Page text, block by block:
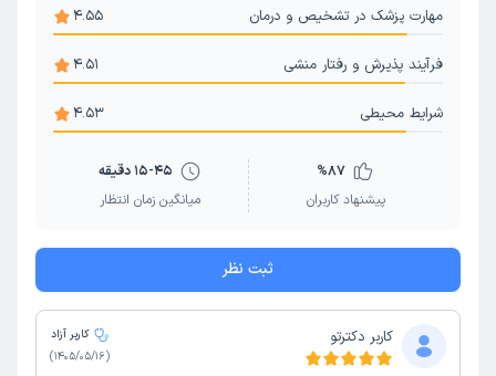
مهارت پزشک در تشخیص و درمان 4.55
فرآیند پذیرش و رفتار منشی 4.51
شرایط محیطی 4.53
%87
پیشنهاد کاربران
15-45 دقیقه
میانگین زمان انتظار
ثبت نظر
کاربر دکترتو
کاربر آزاد
(
1405/05/16
)